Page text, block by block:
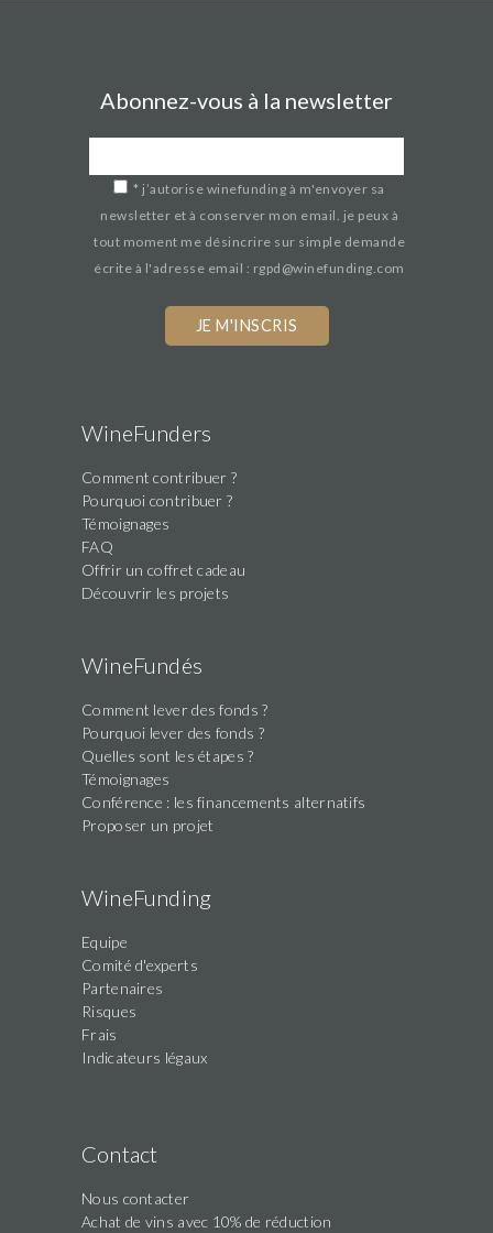
Abonnez-vous à la newsletter
* j’autorise winefunding à m'envoyer sa
newsletter et à conserver mon email. je peux à
tout moment me désincrire sur simple demande
écrite à l'adresse email : rgpd@winefunding.com
WineFunders
Comment contribuer ?
Pourquoi contribuer ?
Témoignages
FAQ
Offrir un coffret cadeau
Découvrir les projets
WineFundés
Comment lever des fonds ?
Pourquoi lever des fonds ?
Quelles sont les étapes ?
Témoignages
Conférence : les financements alternatifs
Proposer un projet
WineFunding
Equipe
Comité d'experts
Partenaires
Risques
Frais
Indicateurs légaux
Contact
Nous contacter
Achat de vins avec 10% de réduction